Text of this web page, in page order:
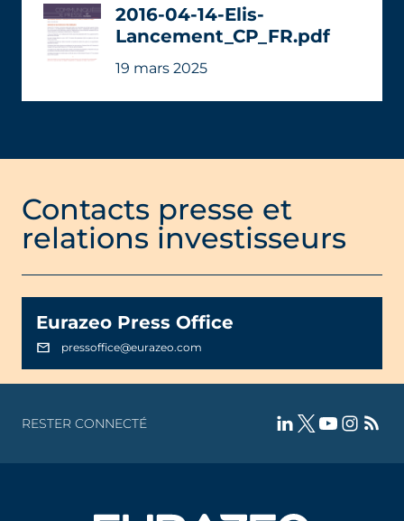
2016-04-14-Elis-
Lancement_CP_FR.pdf
19 mars 2025
Contacts presse et
relations investisseurs
Eurazeo Press Office
pressoffice@eurazeo.com
RESTER CONNECTÉ